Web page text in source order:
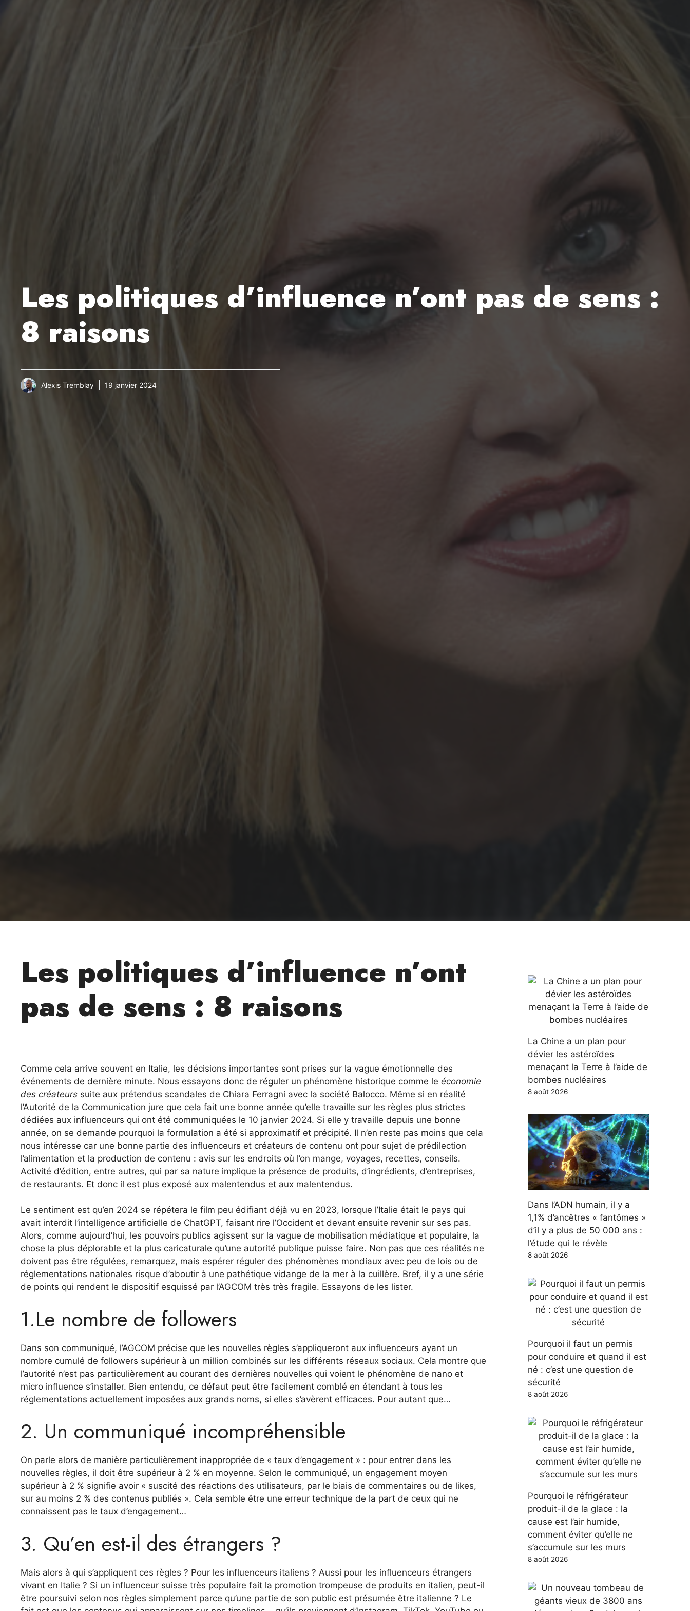
Les politiques d’influence n’ont pas de sens :
8 raisons
Alexis Tremblay 19 janvier 2024
Les politiques d’influence n’ont
pas de sens : 8 raisons
Comme cela arrive souvent en Italie, les décisions importantes sont prises sur la vague émotionnelle des
événements de dernière minute. Nous essayons donc de réguler un phénomène historique comme le économie
des créateurs suite aux prétendus scandales de Chiara Ferragni avec la société Balocco. Même si en réalité
l’Autorité de la Communication jure que cela fait une bonne année qu’elle travaille sur les règles plus strictes
dédiées aux influenceurs qui ont été communiquées le 10 janvier 2024. Si elle y travaille depuis une bonne
année, on se demande pourquoi la formulation a été si approximatif et précipité. Il n’en reste pas moins que cela
nous intéresse car une bonne partie des influenceurs et créateurs de contenu ont pour sujet de prédilection
l’alimentation et la production de contenu : avis sur les endroits où l’on mange, voyages, recettes, conseils.
Activité d’édition, entre autres, qui par sa nature implique la présence de produits, d’ingrédients, d’entreprises,
de restaurants. Et donc il est plus exposé aux malentendus et aux malentendus.
Le sentiment est qu’en 2024 se répétera le film peu édifiant déjà vu en 2023, lorsque l’Italie était le pays qui
avait interdit l’intelligence artificielle de ChatGPT, faisant rire l’Occident et devant ensuite revenir sur ses pas.
Alors, comme aujourd’hui, les pouvoirs publics agissent sur la vague de mobilisation médiatique et populaire, la
chose la plus déplorable et la plus caricaturale qu’une autorité publique puisse faire. Non pas que ces réalités ne
doivent pas être régulées, remarquez, mais espérer réguler des phénomènes mondiaux avec peu de lois ou de
réglementations nationales risque d’aboutir à une pathétique vidange de la mer à la cuillère. Bref, il y a une série
de points qui rendent le dispositif esquissé par l’AGCOM très très fragile. Essayons de les lister.
1.Le nombre de followers
Dans son communiqué, l’AGCOM précise que les nouvelles règles s’appliqueront aux influenceurs ayant un
nombre cumulé de followers supérieur à un million combinés sur les différents réseaux sociaux. Cela montre que
l’autorité n’est pas particulièrement au courant des dernières nouvelles qui voient le phénomène de nano et
micro influence s’installer. Bien entendu, ce défaut peut être facilement comblé en étendant à tous les
réglementations actuellement imposées aux grands noms, si elles s’avèrent efficaces. Pour autant que…
2. Un communiqué incompréhensible
On parle alors de manière particulièrement inappropriée de « taux d’engagement » : pour entrer dans les
nouvelles règles, il doit être supérieur à 2 % en moyenne. Selon le communiqué, un engagement moyen
supérieur à 2 % signifie avoir « suscité des réactions des utilisateurs, par le biais de commentaires ou de likes,
sur au moins 2 % des contenus publiés ». Cela semble être une erreur technique de la part de ceux qui ne
connaissent pas le taux d’engagement…
3. Qu’en est-il des étrangers ?
Mais alors à qui s’appliquent ces règles ? Pour les influenceurs italiens ? Aussi pour les influenceurs étrangers
vivant en Italie ? Si un influenceur suisse très populaire fait la promotion trompeuse de produits en italien, peut-il
être poursuivi selon nos règles simplement parce qu’une partie de son public est présumée être italienne ? Le
La Chine a un plan pour
dévier les astéroïdes
menaçant la Terre à l’aide de
bombes nucléaires
8 août 2026
Dans l’ADN humain, il y a
1,1% d’ancêtres « fantômes »
d’il y a plus de 50 000 ans :
l’étude qui le révèle
8 août 2026
Pourquoi il faut un permis
pour conduire et quand il est
né : c’est une question de
sécurité
8 août 2026
Pourquoi le réfrigérateur
produit-il de la glace : la
cause est l’air humide,
comment éviter qu’elle ne
s’accumule sur les murs
8 août 2026